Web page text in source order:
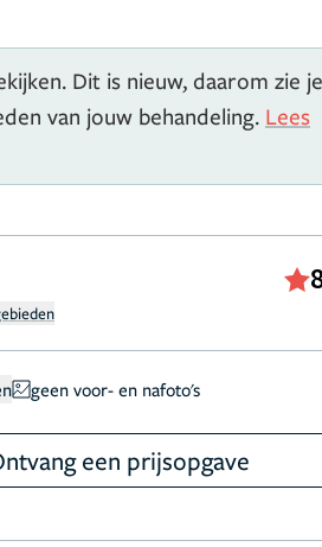
Dit is nieuw, daarom zie je
van jouw behandeling. Lees
geen voor- en nafoto's
een prijsopgave